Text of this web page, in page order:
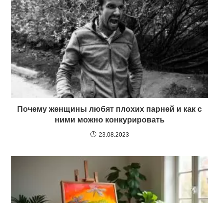
Почему женщины любят плохих парней и как с
ними можно конкурировать
23.08.2023